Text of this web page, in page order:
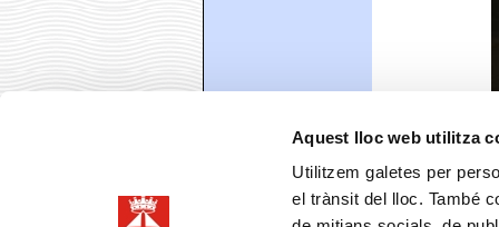
Aquest lloc web utilitza
Utilitzem galetes per
el trànsit del lloc. També
Nascut el
local, ha
Blanes. És